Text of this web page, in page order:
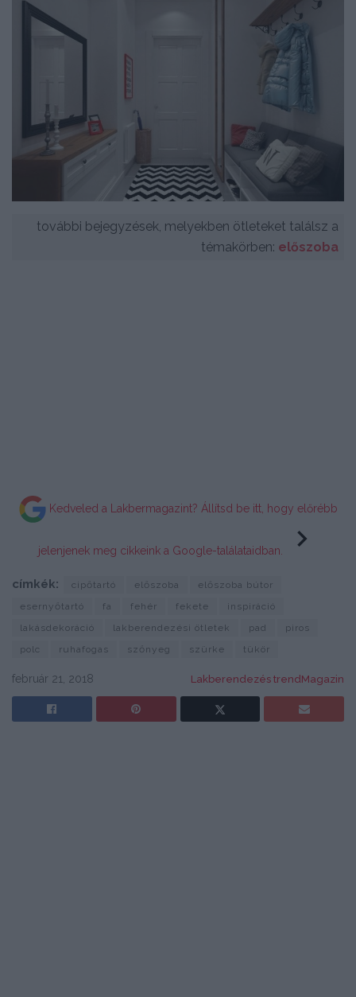
további bejegyzések, melyekben ötleteket találsz a
témakörben: előszoba
Kedveled a Lakbermagazint? Állítsd be itt, hogy előrébb
jelenjenek meg cikkeink a Google-találataidban.
címkék: cipőtartó előszoba
előszoba bútor
esernyőtartó
fa fehér fekete
inspiráció
lakásdekoráció
lakberendezési ötletek pad
piros
polc
ruhafogas szőnyeg szürke tükör
február 21, 2018 Lakberendezés trendMagazin